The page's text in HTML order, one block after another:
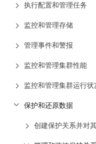
执行配置和管理任务
监控和管理存储
管理事件和警报
监控和管理集群性能
监控和管理集群运行状
保护和还原数据
创建保护关系并对